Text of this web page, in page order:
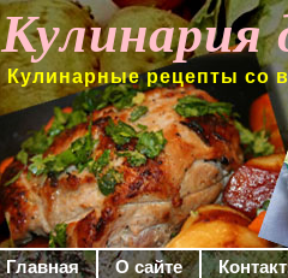
Кулинария
Кулинарные рецепты со
Главная О сайте